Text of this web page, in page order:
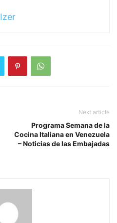
Izer
Next article
Programa Semana de la
Cocina Italiana en Venezuela
– Noticias de las Embajadas